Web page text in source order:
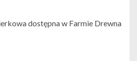
dostępna w Farmie Drewna